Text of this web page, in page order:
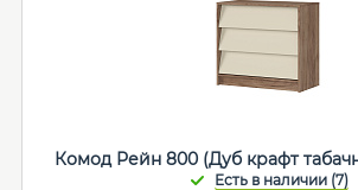
Комод Рейн 800 (Дуб крафт